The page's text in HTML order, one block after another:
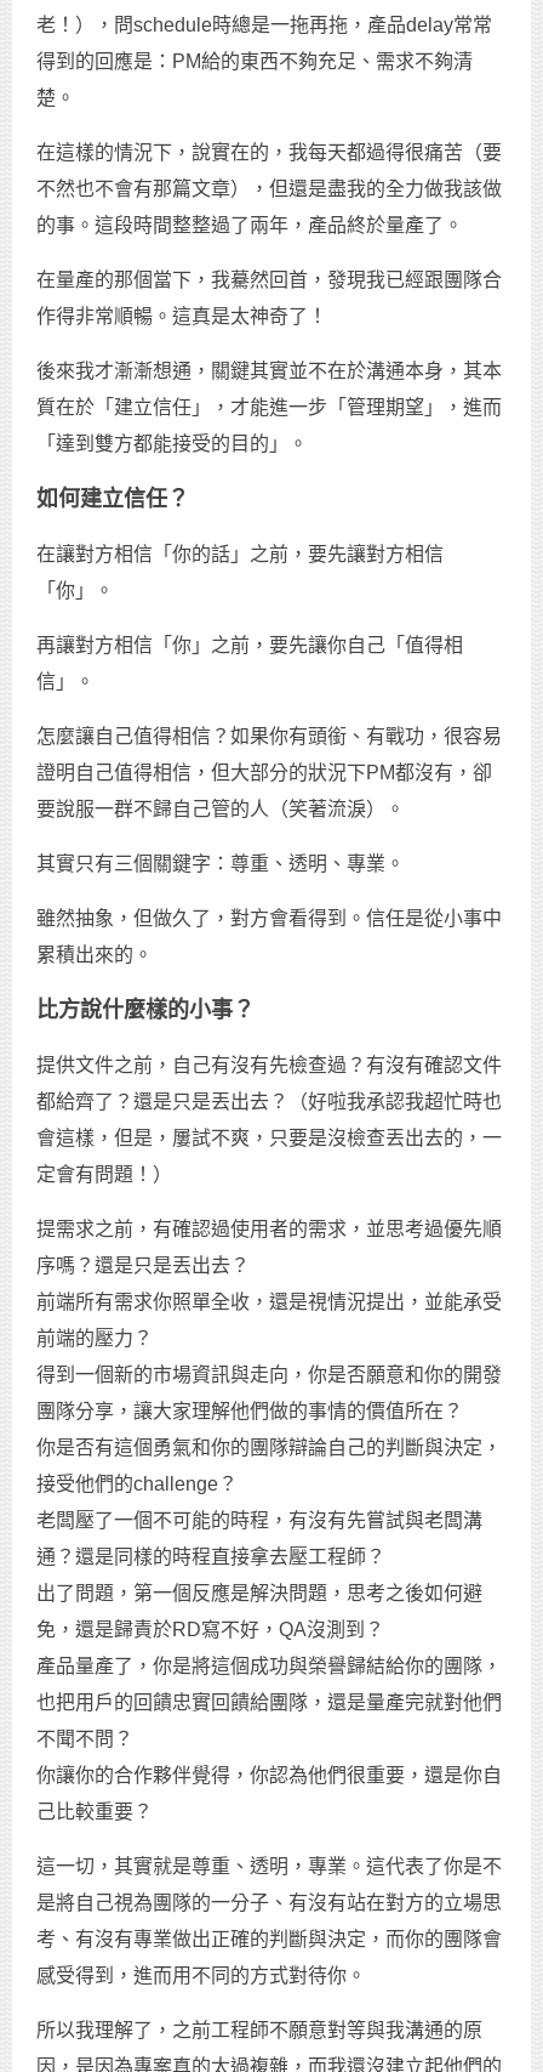
老！），問schedule時總是一拖再拖，產品delay常常
得到的回應是：PM給的東西不夠充足、需求不夠清
楚。
在這樣的情況下，說實在的，我每天都過得很痛苦（要
不然也不會有那篇文章），但還是盡我的全力做我該做
的事。這段時間整整過了兩年，產品終於量產了。
在量產的那個當下，我驀然回首，發現我已經跟團隊合
作得非常順暢。這真是太神奇了！
後來我才漸漸想通，關鍵其實並不在於溝通本身，其本
質在於「建立信任」，才能進一步「管理期望」，進而
「達到雙方都能接受的目的」。
如何建立信任？
在讓對方相信「你的話」之前，要先讓對方相信
「你」。
再讓對方相信「你」之前，要先讓你自己「值得相
信」。
怎麼讓自己值得相信？如果你有頭銜、有戰功，很容易
證明自己值得相信，但大部分的狀況下PM都沒有，卻
要說服一群不歸自己管的人（笑著流淚）。
其實只有三個關鍵字：尊重、透明、專業。
雖然抽象，但做久了，對方會看得到。信任是從小事中
累積出來的。
比方說什麼樣的小事？
提供文件之前，自己有沒有先檢查過？有沒有確認文件
都給齊了？還是只是丟出去？（好啦我承認我超忙時也
會這樣，但是，屢試不爽，只要是沒檢查丟出去的，一
定會有問題！）
提需求之前，有確認過使用者的需求，並思考過優先順
序嗎？還是只是丟出去？
前端所有需求你照單全收，還是視情況提出，並能承受
前端的壓力？
得到一個新的市場資訊與走向，你是否願意和你的開發
團隊分享，讓大家理解他們做的事情的價值所在？
你是否有這個勇氣和你的團隊辯論自己的判斷與決定，
接受他們的challenge？
老闆壓了一個不可能的時程，有沒有先嘗試與老闆溝
通？還是同樣的時程直接拿去壓工程師？
出了問題，第一個反應是解決問題，思考之後如何避
免，還是歸責於RD寫不好，QA沒測到？
產品量產了，你是將這個成功與榮譽歸結給你的團隊，
也把用戶的回饋忠實回饋給團隊，還是量產完就對他們
不聞不問？
你讓你的合作夥伴覺得，你認為他們很重要，還是你自
己比較重要？
這一切，其實就是尊重、透明，專業。這代表了你是不
是將自己視為團隊的一分子、有沒有站在對方的立場思
考、有沒有專業做出正確的判斷與決定，而你的團隊會
感受得到，進而用不同的方式對待你。
所以我理解了，之前工程師不願意對等與我溝通的原
因，是因為專案真的太過複雜，而我還沒建立起他們的